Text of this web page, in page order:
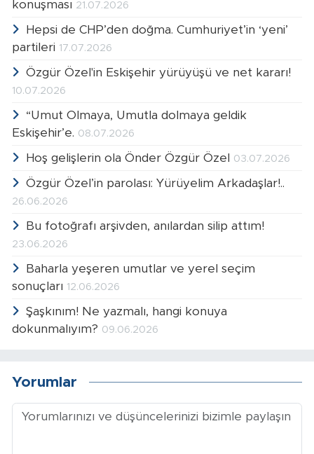
konuşması 21.07.2026
Hepsi de CHP’den doğma. Cumhuriyet’in ‘yeni’
partileri 17.07.2026
Özgür Özel'in Eskişehir yürüyüşü ve net kararı!
10.07.2026
“Umut Olmaya, Umutla dolmaya geldik
Eskişehir’e. 08.07.2026
Hoş gelişlerin ola Önder Özgür Özel 03.07.2026
Özgür Özel’in parolası: Yürüyelim Arkadaşlar!..
26.06.2026
Bu fotoğrafı arşivden, anılardan silip attım!
23.06.2026
Baharla yeşeren umutlar ve yerel seçim
sonuçları 12.06.2026
Şaşkınım! Ne yazmalı, hangi konuya
dokunmalıyım? 09.06.2026
Yorumlar